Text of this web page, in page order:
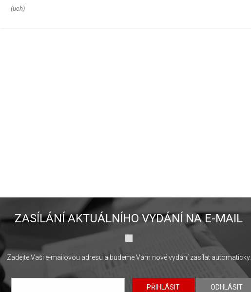
(uch)
ZASÍLÁNÍ AKTUÁLNÍHO VYDÁNÍ NA E-MAIL
Zadejte Vaši e-mailovou adresu a budeme Vám nové vydání zasílat automaticky.
PŘIHLÁSIT ODHLÁSIT